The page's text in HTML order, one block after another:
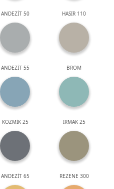
ANDEZİT 50 HASIR 110
ANDEZİT 55 BROM
KOZMİK 25 IRMAK 25
ANDEZİT 65 REZENE 300